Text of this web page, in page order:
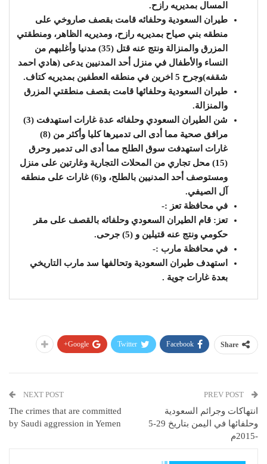
المسال بمديريه رازح.
طيران السعودية وحلفائه قامت بقصف صاروخي على
منطقه بني صياح بمديريه رازح، ومديريه الظاهر، ومنطقتي
المزرق والمنزالة ونتج عنه قتل (35) مدنيا وأغلبهم من
النساء والأطفال في منزل أحد المدنيين يدعى (هادي احمد
شقفه)وجرح 5 اخرين في منطقه العطفين بمديريه كتاف.
طيران السعودية وحلفائها قامت بقصف منطقتي المزرق
والمنزالة.
شن الطيران السعودي وحلفائه عدة غارات استهدفت (3)
مرافق صحية مما أدى الى تدميرها كليا وأكثر من (8)
غارات استهدفت سوق الطلح مما أدى الى تدمير وحرق
(15) محل تجاري من المحلات التجارية وغارتين على منزل
ومستوصف أحد المدنيين بالطلح، و(6) غارات على منطقه
آل الصيفي.
في محافظة تعز :-
تعز: قام الطيران السعودي وحلفائه بالقصف على مقر
حكومي ونتج عنه قتيلين و (5) جرحى.
في محافظة مارب :-
استهدف طيران السعودية وتحالفها سد مارب التاريخي
بعدة غارات جوية .
Share
Facebook
Twitter
Google+
انتهاكات وجرائم السعودية
وحلفائها في اليمن بتاريخ 29-5
-2015م
NEXT POST
The crimes that are committed
by Saudi aggression in Yemen